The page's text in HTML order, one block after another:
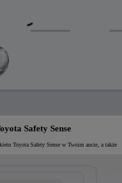
Safety Sense
Toyota Safety Sense w Twoim aucie, a także